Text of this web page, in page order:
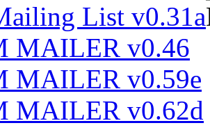
List v0.31a
MAILER v0.46
MAILER v0.59e
MAILER v0.62d